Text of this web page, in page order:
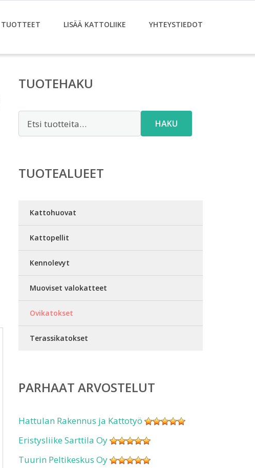
TUOTTEET LISÄÄ KATTOLIIKE YHTEYSTIEDOT
TUOTEHAKU
HAKU
TUOTEALUEET
Kattohuovat
Kattopellit
Kennolevyt
Muoviset valokatteet
Ovikatokset
Terassikatokset
PARHAAT ARVOSTELUT
Hattulan Rakennus ja Kattotyö
Eristysliike Sarttila Oy
Tuurin Peltikeskus Oy